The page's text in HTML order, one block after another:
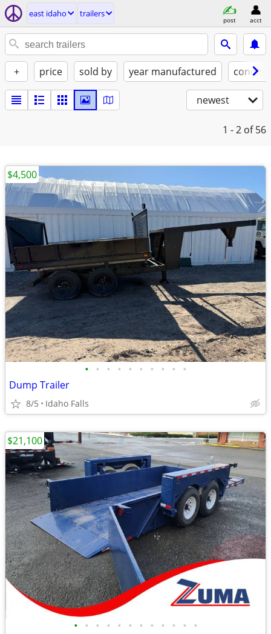
east idaho trailers
post acct
+ price sold by year manufactured
newest
1 - 2 of 56
• • • • • • • • • •
Dump Trailer
8/5 Idaho Falls
$4,500
• • • • • • • • • • • •
$21,100